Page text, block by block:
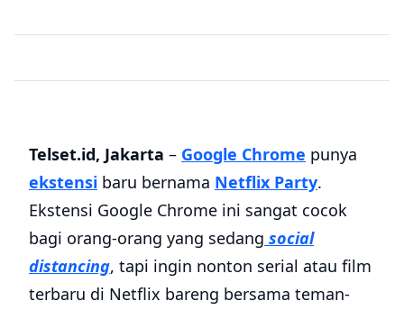
Telset.id, Jakarta – Google Chrome punya
ekstensi baru bernama Netflix Party.
Ekstensi Google Chrome ini sangat cocok
bagi orang-orang yang sedang social
distancing, tapi ingin nonton serial atau film
terbaru di Netflix bareng bersama teman-